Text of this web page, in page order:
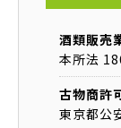
酒類販売
本所法
古物商許
東京都公